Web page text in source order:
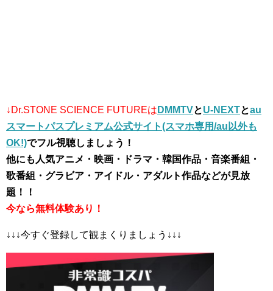
↓Dr.STONE SCIENCE FUTUREは DMMTVとU-NEXTとau
スマートパスプレミアム公式サイト(スマホ専用/au以外も
OK!)でフル視聴しましょう！
他にも人気アニメ・映画・ドラマ・韓国作品・音楽番組・
歌番組・グラビア・アイドル・アダルト作品などが見放
題！！
今なら無料体験あり！
↓↓↓今すぐ登録して観まくりましょう↓↓↓